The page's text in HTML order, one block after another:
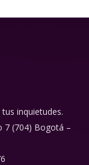
inquietudes.
7 (704) Bogotá –